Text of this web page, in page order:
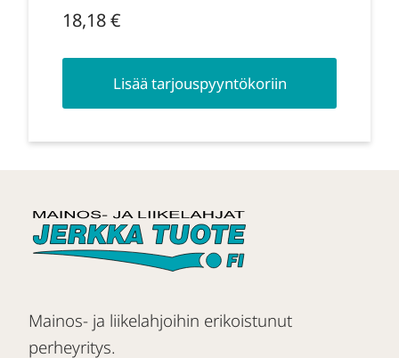
18,18€
Lisää tarjouspyyntökoriin
Mainos- ja liikelahjoihin erikoistunut
perheyritys.